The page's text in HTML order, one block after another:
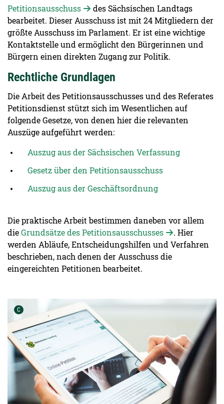
Petitionsausschuss
des Sächsischen Landtags
bearbeitet. Dieser Ausschuss ist mit 24 Mitgliedern der
größte Ausschuss im Parlament. Er ist eine wichtige
Kontaktstelle und ermöglicht den Bürgerinnen und
Bürgern einen direkten Zugang zur Politik.
Rechtliche Grundlagen
Die Arbeit des Petitionsausschusses und des Referates
Petitionsdienst stützt sich im Wesentlichen auf
folgende Gesetze, von denen hier die relevanten
Auszüge aufgeführt werden:
Auszug aus der Sächsischen Verfassung
Gesetz über den Petitionsausschuss
Auszug aus der Geschäftsordnung
Die praktische Arbeit bestimmen daneben vor allem
dieGrundsätze des Petitionsausschusses
. Hier
werden Abläufe, Entscheidungshilfen und Verfahren
beschrieben, nach denen der Ausschuss die
eingereichten Petitionen bearbeitet.
C Urheber der Grafik: